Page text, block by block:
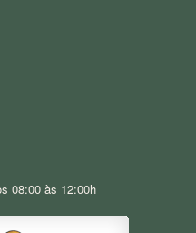
08:00 às 12:00h